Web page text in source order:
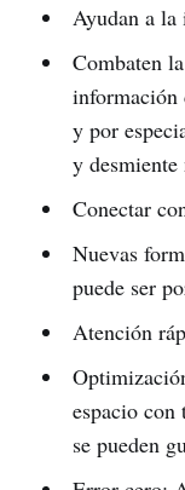
Ayudan a la
Combaten
información
y por
y
Conectar
Nuevas
puede ser
Atención
espacio con
se pueden